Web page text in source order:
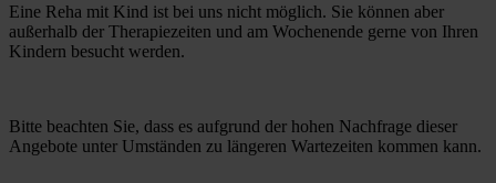
Eine Reha mit Kind ist bei uns nicht möglich. Sie können aber
außerhalb der Therapiezeiten und am Wochenende gerne von Ihren
Kindern besucht werden.
Bitte beachten Sie, dass es aufgrund der hohen Nachfrage dieser
Angebote unter Umständen zu längeren Wartezeiten kommen kann.